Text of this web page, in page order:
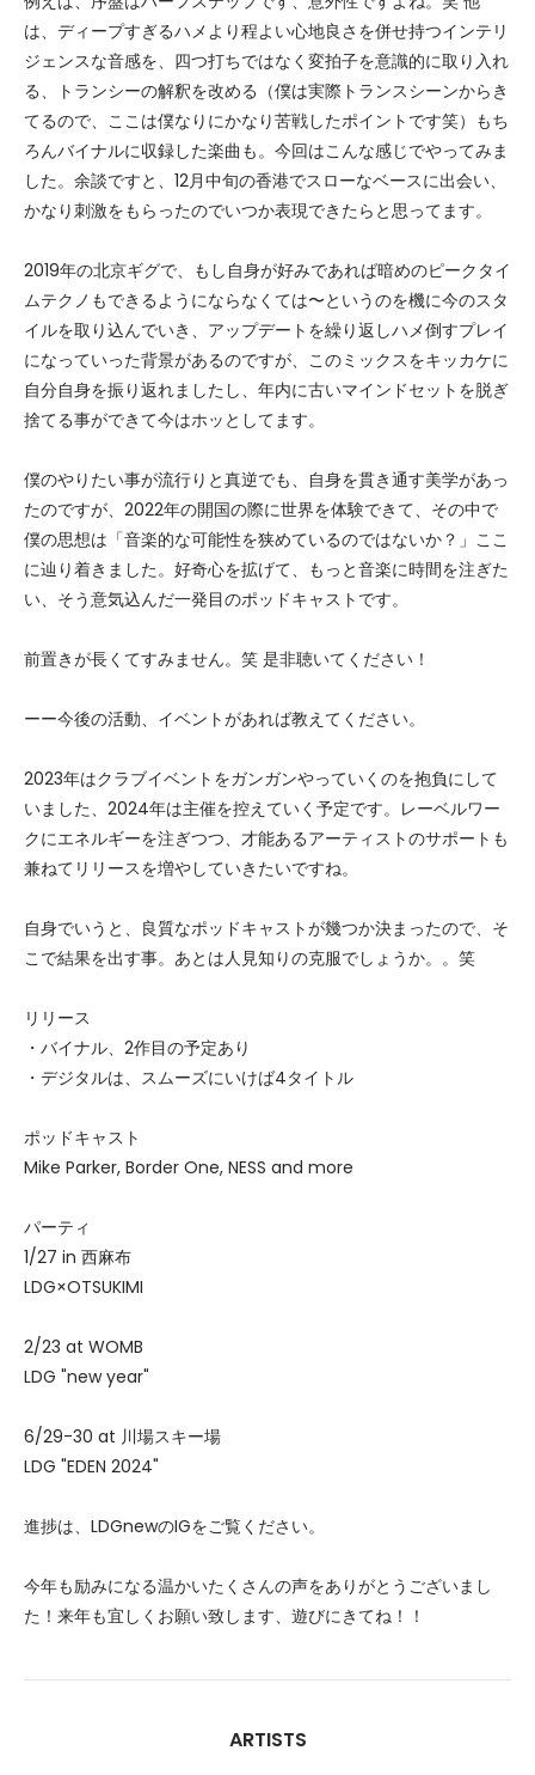
は、ディープすぎるハメより程よい心地良さを併せ持つインテリ
ジェンスな音感を、四つ打ちではなく変拍子を意識的に取り入れ
る、トランシーの解釈を改める（僕は実際トランスシーンからき
てるので、ここは僕なりにかなり苦戦したポイントです笑）もち
ろんバイナルに収録した楽曲も。今回はこんな感じでやってみま
した。余談ですと、12月中旬の香港でスローなベースに出会い、
かなり刺激をもらったのでいつか表現できたらと思ってます。
2019年の北京ギグで、もし自身が好みであれば暗めのピークタイ
ムテクノもできるようにならなくては〜というのを機に今のスタ
イルを取り込んでいき、アップデートを繰り返しハメ倒すプレイ
になっていった背景があるのですが、このミックスをキッカケに
自分自身を振り返れましたし、年内に古いマインドセットを脱ぎ
捨てる事ができて今はホッとしてます。
僕のやりたい事が流行りと真逆でも、自身を貫き通す美学があっ
たのですが、2022年の開国の際に世界を体験できて、その中で
僕の思想は「音楽的な可能性を狭めているのではないか？」ここ
に辿り着きました。好奇心を拡げて、もっと音楽に時間を注ぎた
い、そう意気込んだ一発目のポッドキャストです。
前置きが長くてすみません。笑 是非聴いてください！
ーー今後の活動、イベントがあれば教えてください。
2023年はクラブイベントをガンガンやっていくのを抱負にして
いました、2024年は主催を控えていく予定です。レーベルワー
クにエネルギーを注ぎつつ、才能あるアーティストのサポートも
兼ねてリリースを増やしていきたいですね。
自身でいうと、良質なポッドキャストが幾つか決まったので、そ
こで結果を出す事。あとは人見知りの克服でしょうか。。笑
リリース
・バイナル、2作目の予定あり
・デジタルは、スムーズにいけば4タイトル
ポッドキャスト
Mike Parker, Border One, NESS and more
パーティ
1/27 in 西麻布
LDG×OTSUKIMI
2/23 at WOMB
LDG "new year"
6/29-30 at 川場スキー場
LDG "EDEN 2024"
進捗は、LDGnewのIGをご覧ください。
今年も励みになる温かいたくさんの声をありがとうございまし
た！来年も宜しくお願い致します、遊びにきてね！！
ARTISTS